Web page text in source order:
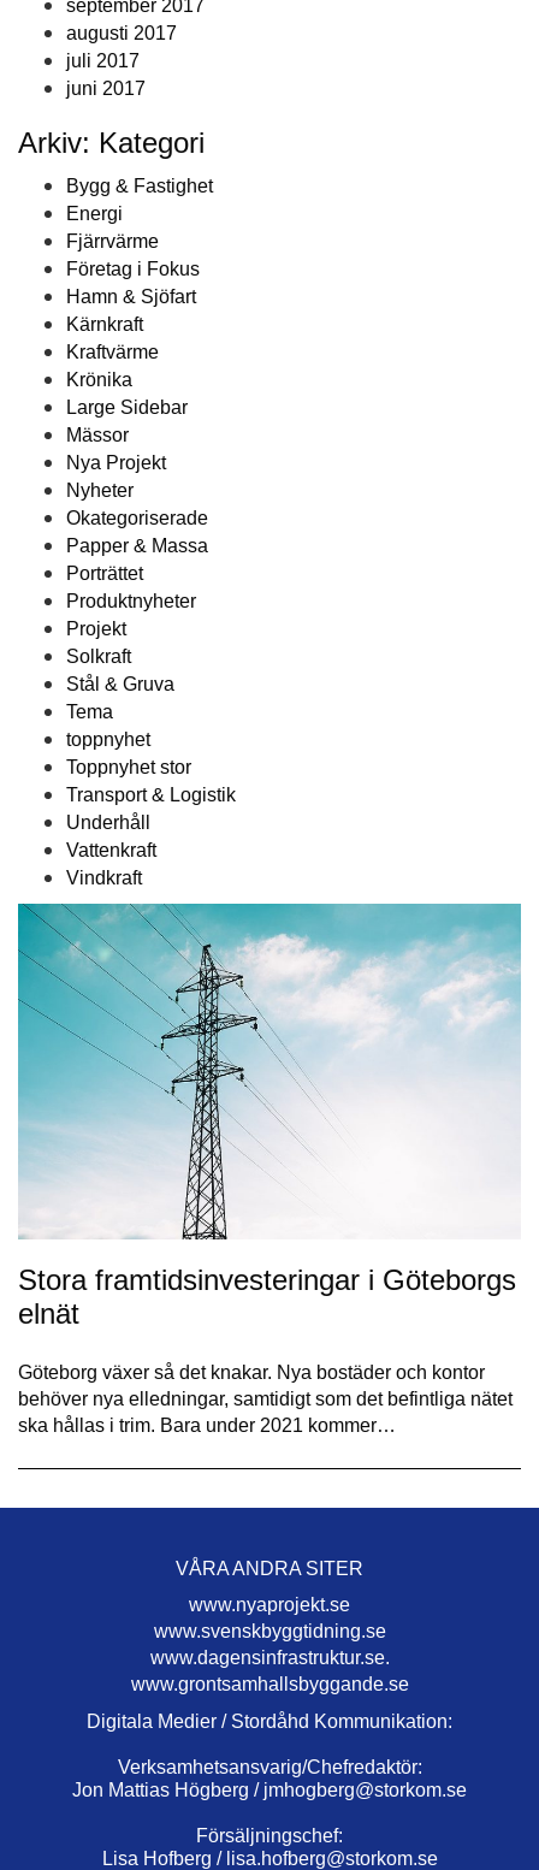
september 2017
augusti 2017
juli 2017
juni 2017
Arkiv: Kategori
Bygg & Fastighet
Energi
Fjärrvärme
Företag i Fokus
Hamn & Sjöfart
Kärnkraft
Kraftvärme
Krönika
Large Sidebar
Mässor
Nya Projekt
Nyheter
Okategoriserade
Papper & Massa
Porträttet
Produktnyheter
Projekt
Solkraft
Stål & Gruva
Tema
toppnyhet
Toppnyhet stor
Transport & Logistik
Underhåll
Vattenkraft
Vindkraft
Stora framtidsinvesteringar i Göteborgs
elnät
Göteborg växer så det knakar. Nya bostäder och kontor
behöver nya elledningar, samtidigt som det befintliga nätet
ska hållas i trim. Bara under 2021 kommer…
VÅRA ANDRA SITER
www.nyaprojekt.se
www.svenskbyggtidning.se
www.dagensinfrastruktur.se.
www.grontsamhallsbyggande.se
Digitala Medier / Stordåhd Kommunikation:
Verksamhetsansvarig/Chefredaktör:
Jon Mattias Högberg / jmhogberg@storkom.se
Försäljningschef:
Lisa Hofberg / lisa.hofberg@storkom.se